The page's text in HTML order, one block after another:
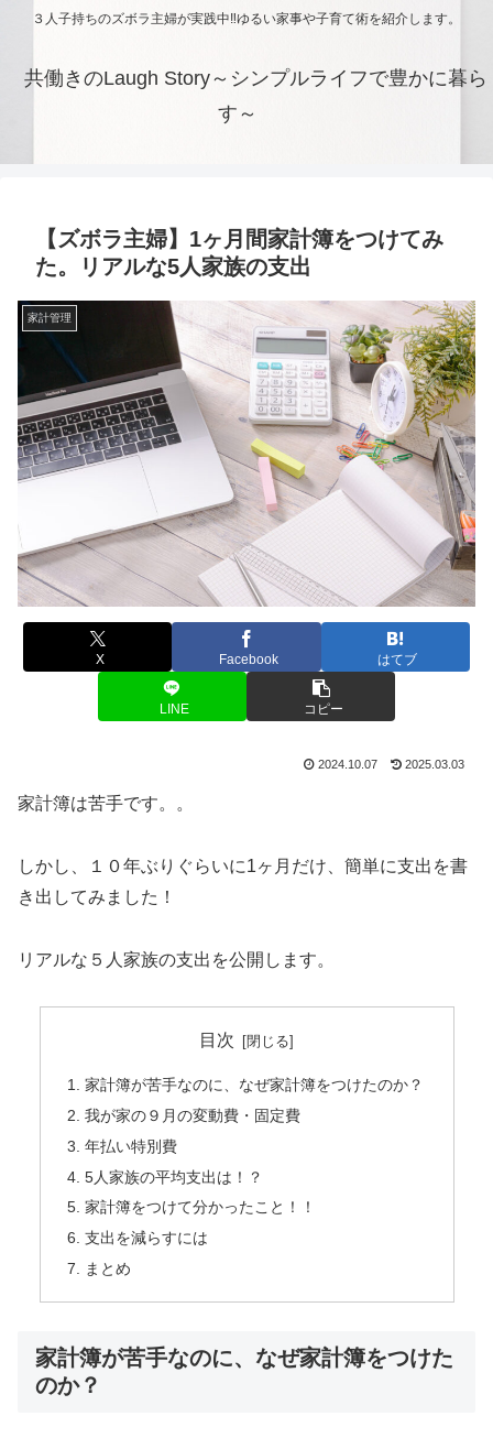
３人子持ちのズボラ主婦が実践中‼ゆるい家事や子育て術を紹介します。
共働きのLaugh Story～シンプルライフで豊かに暮ら
す～
【ズボラ主婦】1ヶ月間家計簿をつけてみ
た。リアルな5人家族の支出
家計管理
X Facebook はてブ
LINE コピー
2024.10.07 2025.03.03
家計簿は苦手です。。
しかし、１０年ぶりぐらいに1ヶ月だけ、簡単に支出を書
き出してみました！
リアルな５人家族の支出を公開します。
目次
家計簿が苦手なのに、なぜ家計簿をつけたのか？
我が家の９月の変動費・固定費
年払い特別費
5人家族の平均支出は！？
家計簿をつけて分かったこと！！
支出を減らすには
まとめ
家計簿が苦手なのに、なぜ家計簿をつけた
のか？